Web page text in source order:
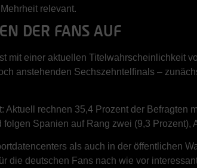
relevant.
DER FANS AUF
einer aktuellen Titelwahrscheinlichkeit
anstehenden Sechszehntelfinals –
rechnen 35,4 Prozent der Befragten
Spanien auf Rang zwei (9,3 Prozent),
als auch in der öffentlichen
die deutschen Fans nach wie vor